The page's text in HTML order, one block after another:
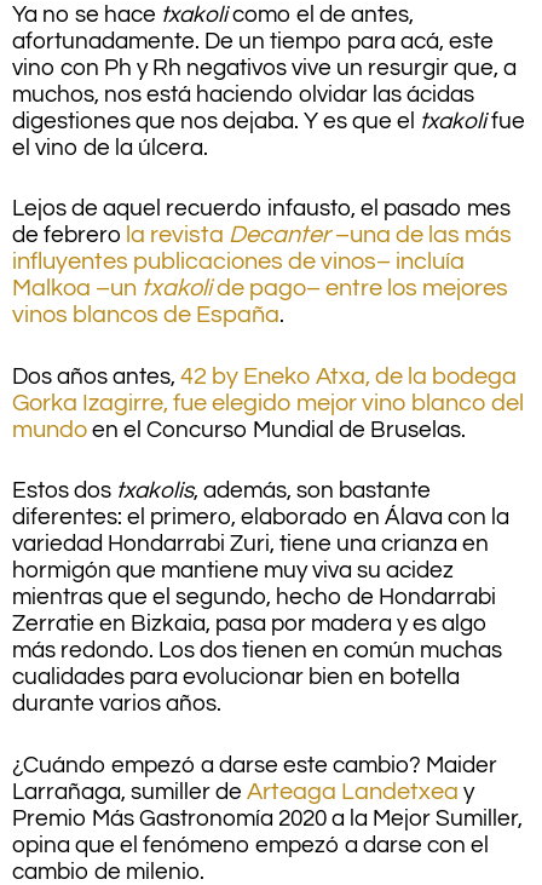
Ya no se hace txakolicomo el de antes,
afortunadamente. De un tiempo para acá, este
vino con Ph y Rh negativos vive un resurgir que, a
muchos, nos está haciendo olvidar las ácidas
digestiones que nos dejaba. Y es que el txakolifue
el vino de la úlcera.
Lejos de aquel recuerdo infausto, el pasado mes
de febrero la revista Decanter–una de las más
influyentes publicaciones de vinos– incluía
Malkoa –un txakolide pago– entre los mejores
vinos blancos de España.
Dos años antes, 42 by Eneko Atxa, de la bodega
Gorka Izagirre, fue elegido mejor vino blanco del
mundo en el Concurso Mundial de Bruselas.
Estos dos txakolis, además, son bastante
diferentes: el primero, elaborado en Álava con la
variedad Hondarrabi Zuri, tiene una crianza en
hormigón que mantiene muy viva su acidez
mientras que el segundo, hecho de Hondarrabi
Zerratie en Bizkaia, pasa por madera y es algo
más redondo. Los dos tienen en común muchas
cualidades para evolucionar bien en botella
durante varios años.
¿Cuándo empezó a darse este cambio? Maider
Larrañaga, sumiller de Arteaga Landetxea y
Premio Más Gastronomía 2020 a la Mejor Sumiller,
opina que el fenómeno empezó a darse con el
cambio de milenio.